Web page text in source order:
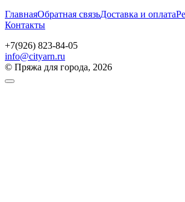
ГлавнаяОбратная связьДоставка и оплата
Контакты
+7(926) 823-84-05
info@cityarn.ru
© Пряжа для города, 2026